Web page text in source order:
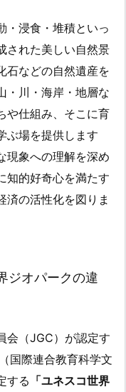
・浸食・堆積といっ
された美しい自然景
石などの自然遺産を
・川・海岸・地層な
や仕組み、そこに育
ぶ場を提供します
現象への理解を深め
知的好奇心を満たす
済の活性化を図りま
ジオパークの違
会（JGC）が認定す
国際連合教育科学文
する 「ユネスコ世界